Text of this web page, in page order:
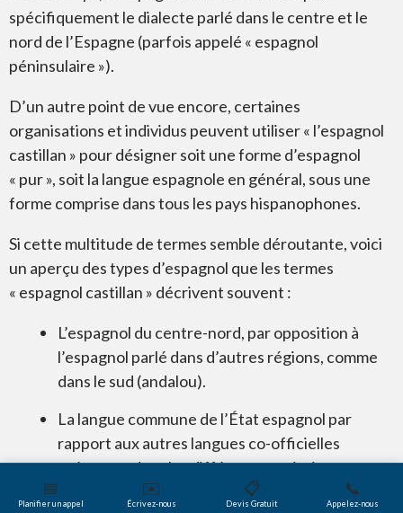
spécifiquement le dialecte parlé dans le centre et le
nord de l’Espagne (parfois appelé « espagnol
péninsulaire »).
D’un autre point de vue encore, certaines
organisations et individus peuvent utiliser « l’espagnol
castillan » pour désigner soit une forme d’espagnol
« pur », soit la langue espagnole en général, sous une
forme comprise dans tous les pays hispanophones.
Si cette multitude de termes semble déroutante, voici
un aperçu des types d’espagnol que les termes
« espagnol castillan » décrivent souvent :
L’espagnol du centre-nord, par opposition à
l’espagnol parlé dans d’autres régions, comme
dans le sud (andalou).
La langue commune de l’État espagnol par
rapport aux autres langues co-officielles
présentes dans les différents territoires
autonomes (catalan, galicien, basque), selon
📅
Planifier un appel
✉️
Écrivez-nous
📋
Devis Gratuit
📞
Appelez-nous